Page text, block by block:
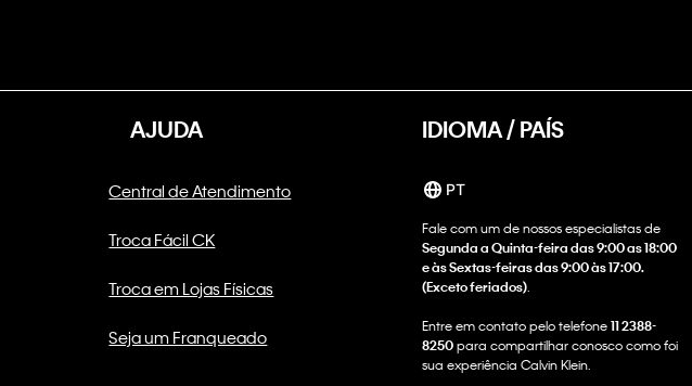
AJUDA
Central de Atendimento
Troca Fácil CK
Troca em Lojas Físicas
Seja um Franqueado
IDIOMA / PAÍS
PT
Fale com um de nossos especialistas de
Segunda a Quinta-feira das 9:00 as 18:00
e às Sextas-feiras das 9:00 às 17:00.
(Exceto feriados)
Entre em contato pelo telefone11 2388-
8250para compartilhar conosco como foi
sua experiência Calvin Klein.